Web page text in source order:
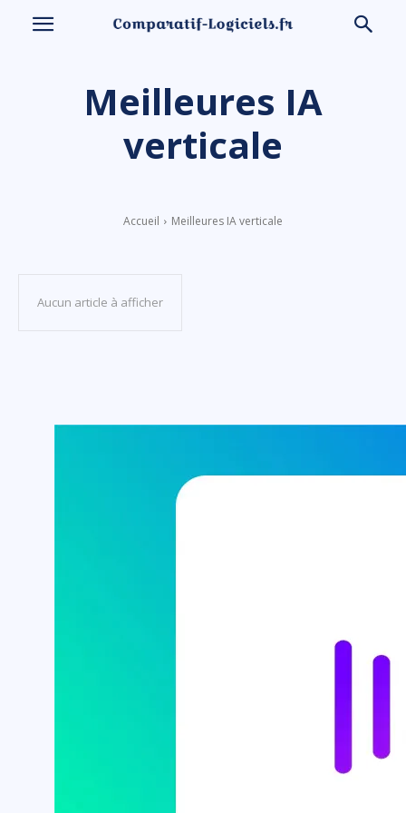
Meilleures IA
verticale
Accueil Meilleures IA verticale
Aucun article à afficher